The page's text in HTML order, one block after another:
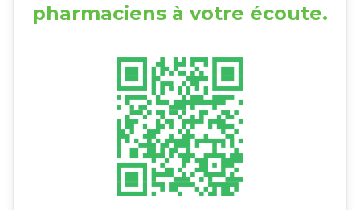
pharmaciens à votre écoute.